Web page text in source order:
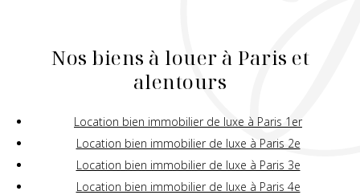
Nos biens à louer à Paris et
alentours
Location bien immobilier de luxe à Paris 1er
Location bien immobilier de luxe à Paris 2e
Location bien immobilier de luxe à Paris 3e
Location bien immobilier de luxe à Paris 4e